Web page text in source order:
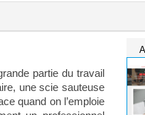
partie du travail
une scie sauteuse
quand on l’emploie